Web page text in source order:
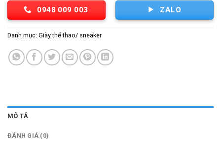
0948 009 003 ZALO
Danh mục: Giày thể thao/ sneaker
MÔ TẢ
ĐÁNH GIÁ (0)